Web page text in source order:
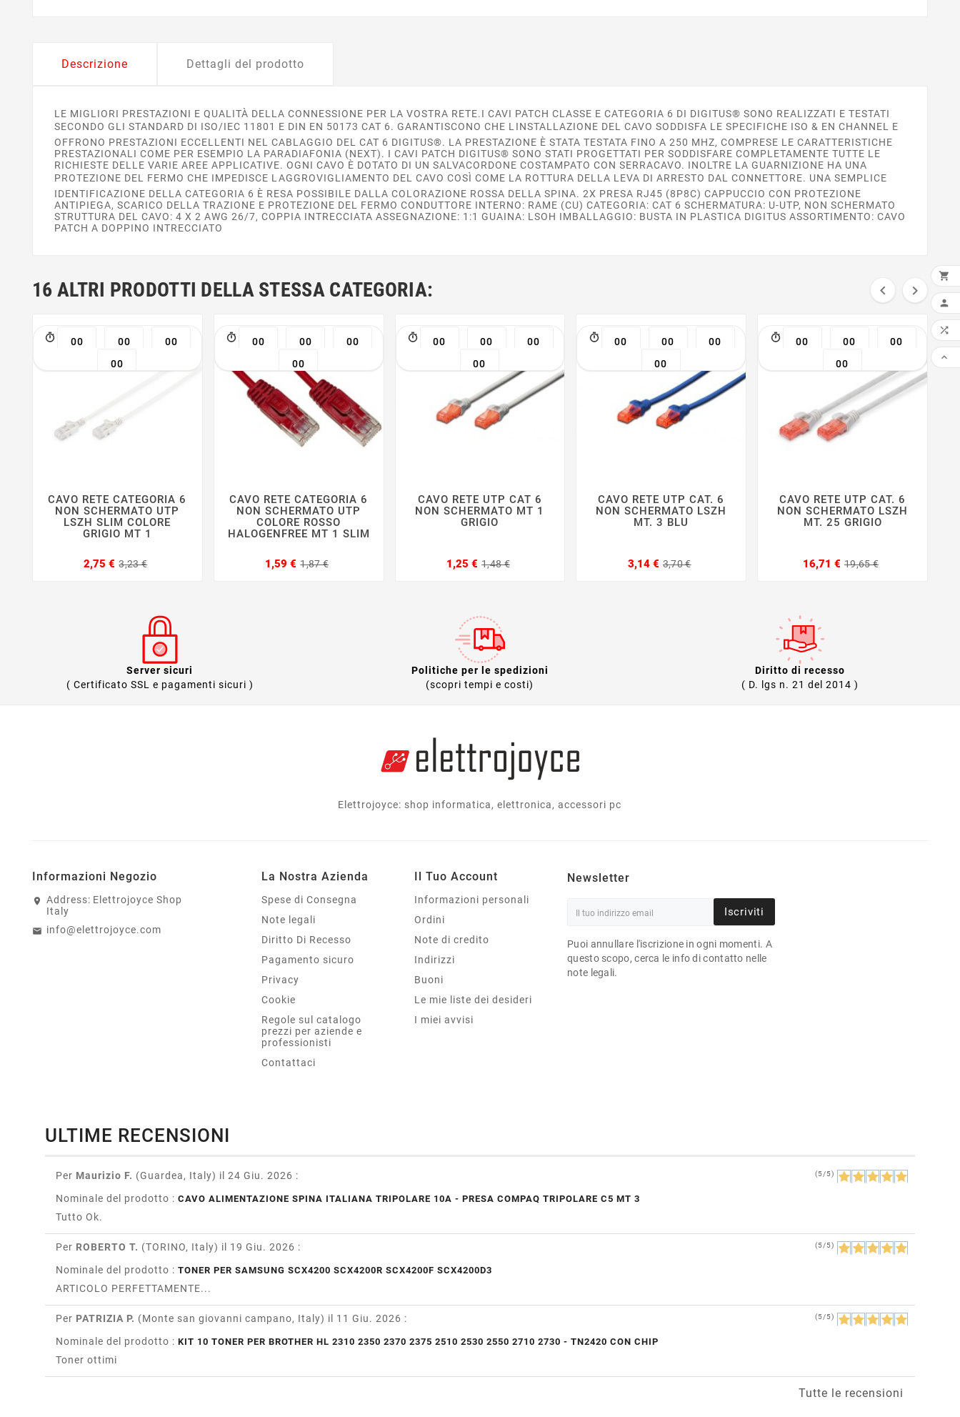
Descrizione Dettagli del prodotto
LE MIGLIORI PRESTAZIONI E QUALITÀ DELLA CONNESSIONE PER LA VOSTRA RETE.I CAVI PATCH CLASSE E CATEGORIA 6 DI DIGITUS® SONO REALIZZATI E TESTATI
SECONDO GLI STANDARD DI ISO/IEC 11801 E DIN EN 50173 CAT 6. GARANTISCONO CHE LINSTALLAZIONE DEL CAVO SODDISFA LE SPECIFICHE ISO & EN CHANNEL E
OFFRONO PRESTAZIONI ECCELLENTI NEL CABLAGGIO DEL CAT 6 DIGITUS®. LA PRESTAZIONE È STATA TESTATA FINO A 250 MHZ, COMPRESE LE CARATTERISTICHE
PRESTAZIONALI COME PER ESEMPIO LA PARADIAFONIA (NEXT). I CAVI PATCH DIGITUS® SONO STATI PROGETTATI PER SODDISFARE COMPLETAMENTE TUTTE LE
RICHIESTE DELLE VARIE AREE APPLICATIVE. OGNI CAVO È DOTATO DI UN SALVACORDONE COSTAMPATO CON SERRACAVO. INOLTRE LA GUARNIZIONE HA UNA
PROTEZIONE DEL FERMO CHE IMPEDISCE LAGGROVIGLIAMENTO DEL CAVO COSÌ COME LA ROTTURA DELLA LEVA DI ARRESTO DAL CONNETTORE. UNA SEMPLICE
IDENTIFICAZIONE DELLA CATEGORIA 6 È RESA POSSIBILE DALLA COLORAZIONE ROSSA DELLA SPINA. 2X PRESA RJ45 (8P8C) CAPPUCCIO CON PROTEZIONE
ANTIPIEGA, SCARICO DELLA TRAZIONE E PROTEZIONE DEL FERMO CONDUTTORE INTERNO: RAME (CU) CATEGORIA: CAT 6 SCHERMATURA: U-UTP, NON SCHERMATO
STRUTTURA DEL CAVO: 4 X 2 AWG 26/7, COPPIA INTRECCIATA ASSEGNAZIONE: 1:1 GUAINA: LSOH IMBALLAGGIO: BUSTA IN PLASTICA DIGITUS ASSORTIMENTO: CAVO
PATCH A DOPPINO INTRECCIATO
16 ALTRI PRODOTTI DELLA STESSA CATEGORIA:  
00 00
00
00
   
CAVO RETE CATEGORIA 6
NON SCHERMATO UTP
LSZH SLIM COLORE
GRIGIO MT 1
2,75 € 3,23 €
00 00
00
00
   
CAVO RETE CATEGORIA 6
NON SCHERMATO UTP
COLORE ROSSO
HALOGENFREE MT 1 SLIM
1,59 € 1,87 €
00 00
00
00
   
CAVO RETE UTP CAT 6
NON SCHERMATO MT 1
GRIGIO
1,25 € 1,48 €
00 00
00
00
   
CAVO RETE UTP CAT. 6
NON SCHERMATO LSZH
MT. 3 BLU
3,14 € 3,70 €
00 00
00
00
   
CAVO RETE UTP CAT. 6
NON SCHERMATO LSZH
MT. 25 GRIGIO
16,71 € 19,65 €
Server sicuri
( Certificato SSL e pagamenti sicuri )
Politiche per le spedizioni
(scopri tempi e costi)
Diritto di recesso
( D. lgs n. 21 del 2014 )
Elettrojoyce: shop informatica, elettronica, accessori pc
Informazioni Negozio
Address: Elettrojoyce Shop
Italy
info@elettrojoyce.com
La Nostra Azienda
Spese di Consegna
Note legali
Diritto Di Recesso
Pagamento sicuro
Privacy
Cookie
Regole sul catalogo
prezzi per aziende e
professionisti
Contattaci
Il Tuo Account
Informazioni personali
Ordini
Note di credito
Indirizzi
Buoni
Le mie liste dei desideri
I miei avvisi
Newsletter
Iscriviti
Puoi annullare l'iscrizione in ogni momenti. A
questo scopo, cerca le info di contatto nelle
note legali.
ULTIME RECENSIONI
Per Maurizio F. (Guardea, Italy) il 24 Giu. 2026 : (5/5)
Nominale del prodotto : CAVO ALIMENTAZIONE SPINA ITALIANA TRIPOLARE 10A - PRESA COMPAQ TRIPOLARE C5 MT 3
Tutto Ok.
Per ROBERTO T. (TORINO, Italy) il 19 Giu. 2026 : (5/5)
Nominale del prodotto : TONER PER SAMSUNG SCX4200 SCX4200R SCX4200F SCX4200D3
ARTICOLO PERFETTAMENTE...
Per PATRIZIA P. (Monte san giovanni campano, Italy) il 11 Giu. 2026 : (5/5)
Nominale del prodotto : KIT 10 TONER PER BROTHER HL 2310 2350 2370 2375 2510 2530 2550 2710 2730 - TN2420 CON CHIP
Toner ottimi
Tutte le recensioni



